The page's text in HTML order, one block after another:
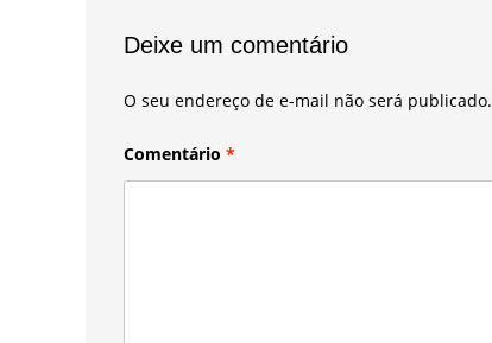
Deixe um comentário
O seu endereço de e-mail não será publicado.
Comentário *